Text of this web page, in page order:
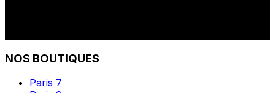
NOS BOUTIQUES
Paris 7